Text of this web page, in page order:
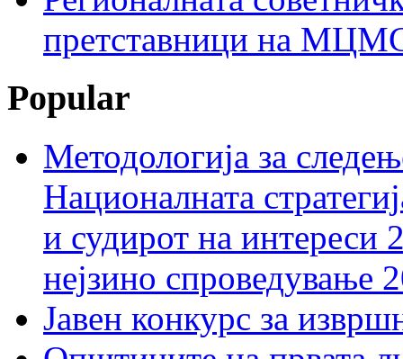
претставници на МЦМС
Popular
Методологија за
Националната
и судирот на интереси
нејзино спроведување
Јавен конкурс за